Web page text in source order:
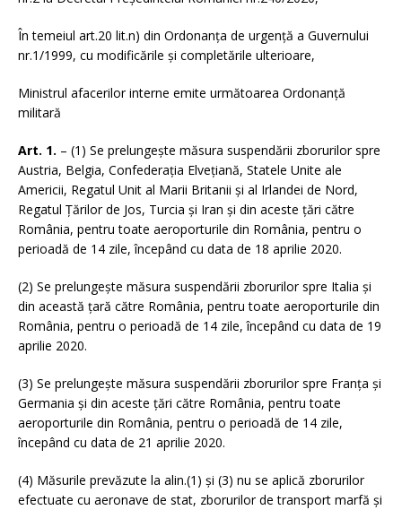
În temeiul art.20 lit.n) din Ordonanța de urgență a Guvernului
nr.1/1999, cu modificările și completările ulterioare,
Ministrul afacerilor interne emite următoarea Ordonanță
militară
Art. 1. – (1) Se prelungește măsura suspendării zborurilor spre
Austria, Belgia, Confederația Elvețiană, Statele Unite ale
Americii, Regatul Unit al Marii Britanii și al Irlandei de Nord,
Regatul Țărilor de Jos, Turcia și Iran și din aceste țări către
România, pentru toate aeroporturile din România, pentru o
perioadă de 14 zile, începând cu data de 18 aprilie 2020.
(2) Se prelungește măsura suspendării zborurilor spre Italia și
din această țară către România, pentru toate aeroporturile din
România, pentru o perioadă de 14 zile, începând cu data de 19
aprilie 2020.
(3) Se prelungește măsura suspendării zborurilor spre Franța și
Germania și din aceste țări către România, pentru toate
aeroporturile din România, pentru o perioadă de 14 zile,
începând cu data de 21 aprilie 2020.
(4) Măsurile prevăzute la alin.(1) și (3) nu se aplică zborurilor
efectuate cu aeronave de stat, zborurilor de transport marfă și